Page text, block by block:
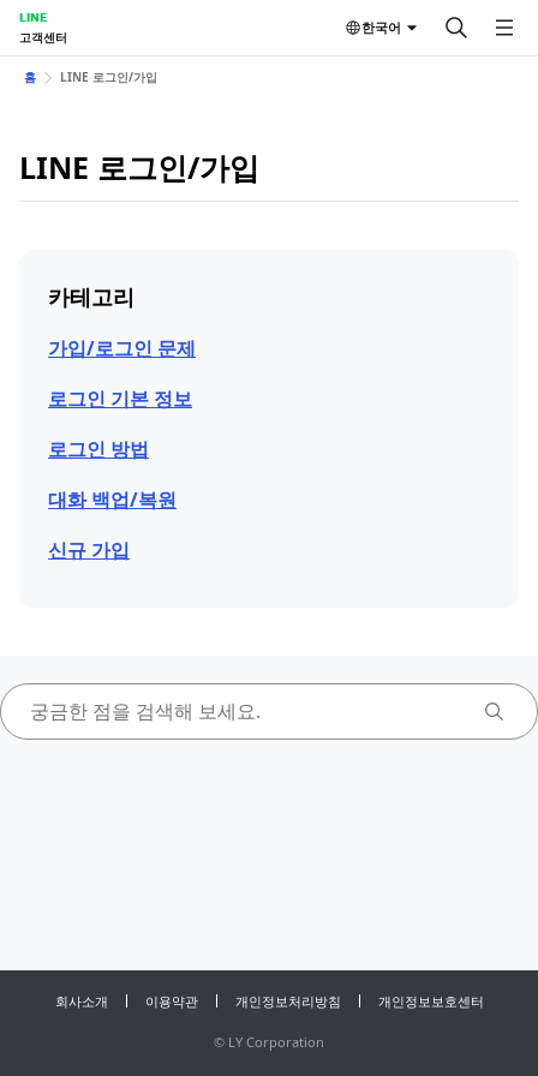
LINE
고객센터
한국어
홈 LINE 로그인/가입
LINE 로그인/가입
카테고리
가입/로그인 문제
로그인 기본 정보
로그인 방법
대화 백업/복원
신규 가입
회사소개 이용약관 개인정보처리방침 개인정보보호센터
© LY Corporation